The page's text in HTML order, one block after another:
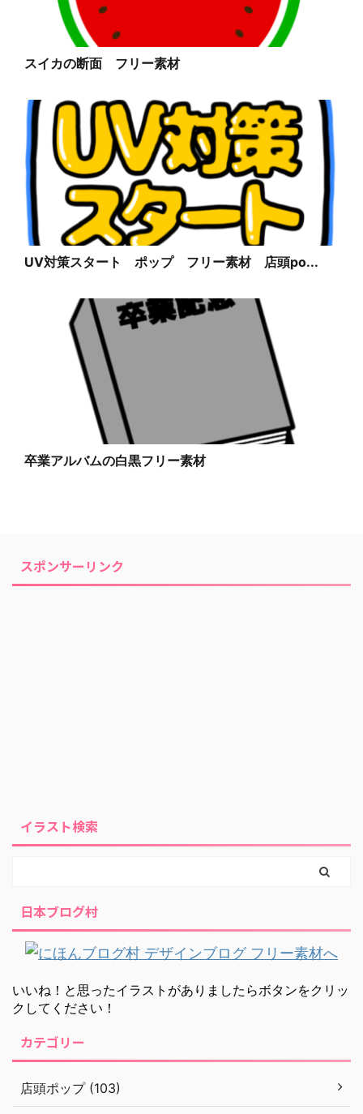
スイカの断面 フリー素材
UV対策スタート ポップ フリー素材 店頭po...
卒業アルバムの白黒フリー素材
スポンサーリンク
イラスト検索
日本ブログ村
いいね！と思ったイラストがありましたらボタンをクリッ
クしてください！
カテゴリー
店頭ポップ (103)